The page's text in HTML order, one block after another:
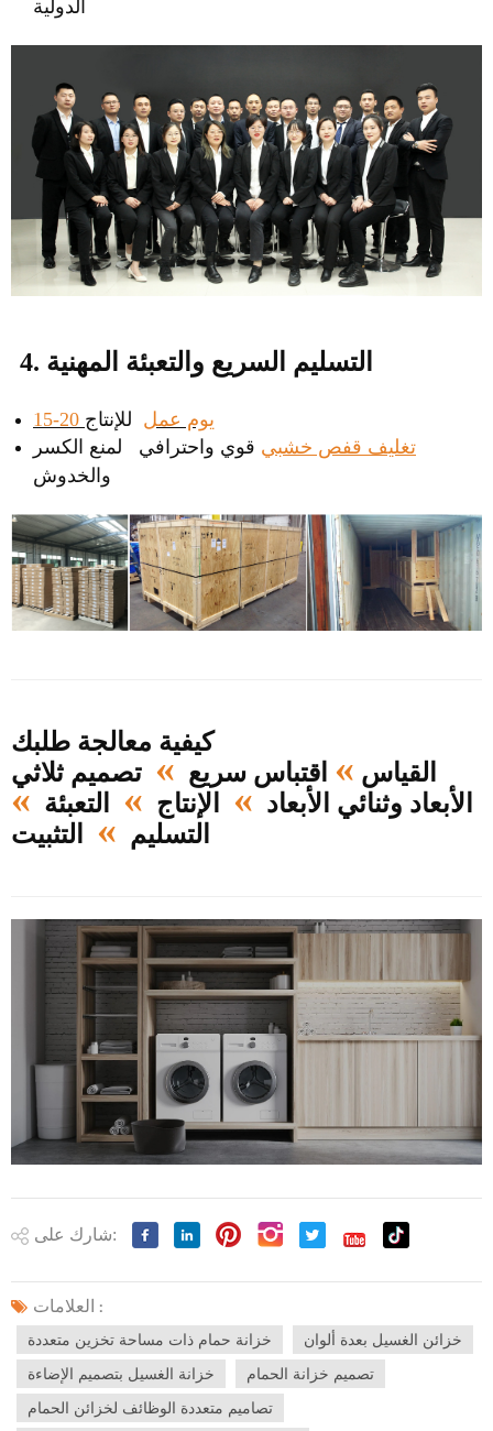
4. التسليم السريع والتعبئة المهنية
15-20 يوم عمل للإنتاج
تغليف قفص خشبي قوي واحترافي لمنع الكسر
والخدوش
كيفية معالجة طلبك
القياس » اقتباس سريع » تصميم ثلاثي
الأبعاد وثنائي الأبعاد » الإنتاج » التعبئة »
التسليم » التثبيت
شارك على:
العلامات :
خزانة حمام ذات مساحة تخزين متعددة
خزائن الغسيل بعدة ألوان
خزانة الغسيل بتصميم الإضاءة
تصميم خزانة الحمام
تصاميم متعددة الوظائف لخزائن الحمام